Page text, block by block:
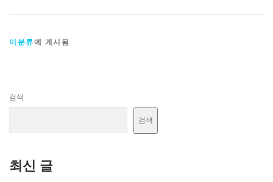
미분류에 게시됨
검색
검색
최신 글